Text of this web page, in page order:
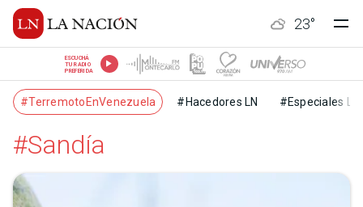
23°
ESCUCHÁ
TU RADIO
PREFERIDA
#TerremotoEnVenezuela #Hacedores LN #Especiales LN
#Sandía